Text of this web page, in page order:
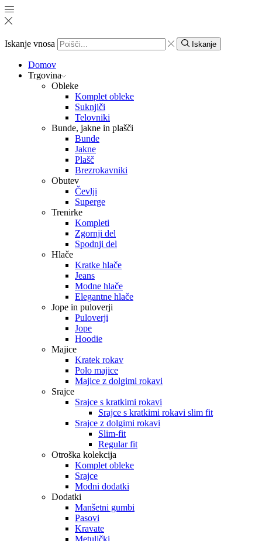
Iskanje vnosa Iskanje
Domov
Trgovina
Obleke
Komplet obleke
Suknjiči
Telovniki
Bunde, jakne in plašči
Bunde
Jakne
Plašč
Brezrokavniki
Obutev
Čevlji
Superge
Trenirke
Kompleti
Zgornji del
Spodnji del
Hlače
Kratke hlače
Jeans
Modne hlače
Elegantne hlače
Jope in puloverji
Puloverji
Jope
Hoodie
Majice
Kratek rokav
Polo majice
Majice z dolgimi rokavi
Srajce
Srajce s kratkimi rokavi
Srajce s kratkimi rokavi slim fit
Srajce z dolgimi rokavi
Slim-fit
Regular fit
Otroška kolekcija
Komplet obleke
Srajce
Modni dodatki
Dodatki
Manšetni gumbi
Pasovi
Kravate